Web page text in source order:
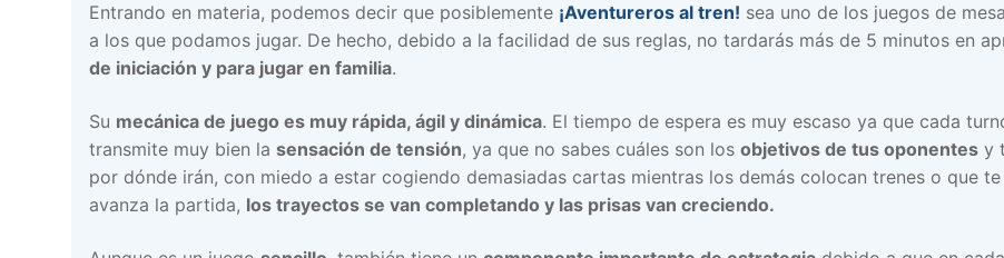
Entrando en materia, podemos decir que posiblemente ¡Aventureros al tren! sea uno de los juegos de
a los que podamos jugar. De hecho, debido a la facilidad de sus reglas, no tardarás más de 5 minutos en
de iniciación y para jugar en familia.
Su mecánica de juego es muy rápida, ágil y dinámica. El tiempo de espera es muy escaso ya que cada
transmite muy bien la sensación de tensión, ya que no sabes cuáles son los objetivos de tus oponentes y
por dónde irán, con miedo a estar cogiendo demasiadas cartas mientras los demás colocan trenes o que
avanza la partida, los trayectos se van completando y las prisas van creciendo.